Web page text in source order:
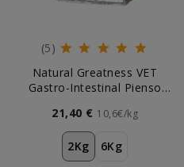
(5)
Natural Greatness VET
Gastro-Intestinal Pienso
21,40 € 10,6€/kg
2Kg 6Kg